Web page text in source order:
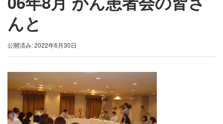
んと
公開済み: 2022年6月30日